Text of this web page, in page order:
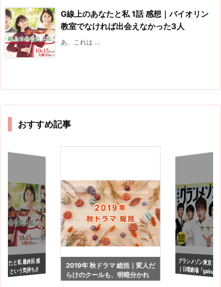
G線上のあなたと私 1話 感想｜バイオリン
教室でなければ出会えなかった3人
あ、これは ...
おすすめ記事
なたと私 最終回 感
」という気持ちさ
に進める。
2019年 秋ドラマ 総括｜変人だ
らけのクールも、明暗分かれ
グランメゾン東京 最
｜日曜劇場「gaku
い！